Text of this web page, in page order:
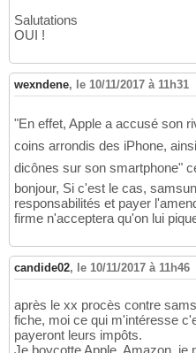
Salutations
OUI !
wexndene, le 10/11/2017 à 11h31
"En effet, Apple a accusé son
coins arrondis des iPhone,
dicônes sur son smartphone"
bonjour, Si c'est le cas,
responsabilités et payer
firme n'acceptera qu'on lui
candide02, le 10/11/2017 à 11h46
après le xx procès contre
fiche, moi ce qui m'intéresse
payeront leurs impôts.
Je boycotte Apple, Amazon, je